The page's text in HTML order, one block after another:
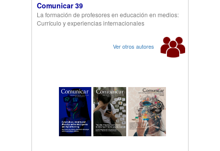
Comunicar 39
La formación de profesores en educación en medios:
Currículo y experiencias internacionales
Ver otros autores